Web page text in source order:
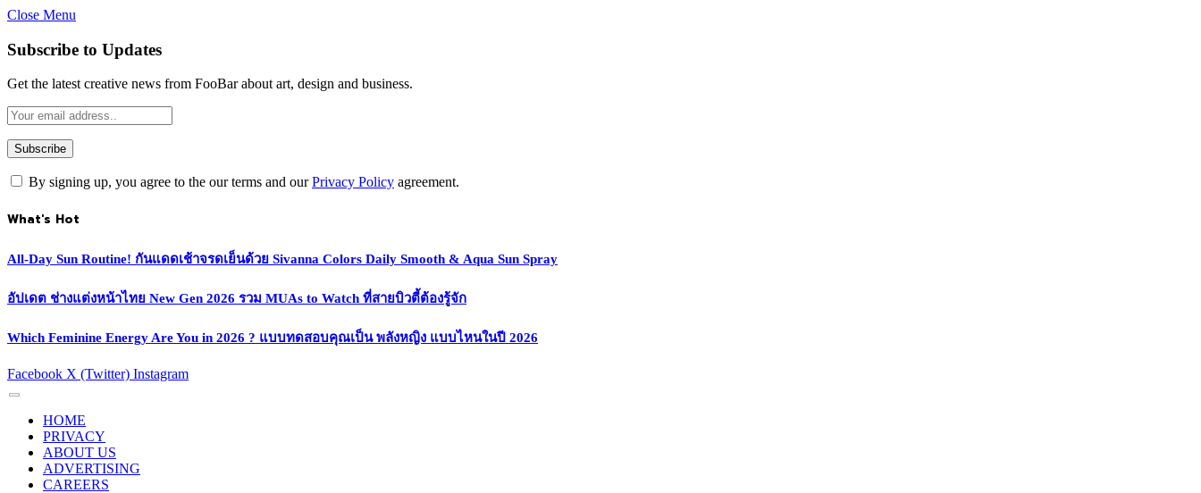
Close Menu
Subscribe to Updates
Get the latest creative news from FooBar about art, design and business.
By signing up, you agree to the our terms and ourPrivacy Policy agreement.
What's Hot
All-Day Sun Routine! กันแดดเช้าจรดเย็นด้วย Sivanna Colors Daily Smooth & Aqua Sun Spray
อัปเดต ช่างแต่งหน้าไทย New Gen 2026 รวม MUAs to Watch ที่สายบิวตี้ต้องรู้จัก
Which Feminine Energy Are You in 2026 ? แบบทดสอบคุณเป็น พลังหญิง แบบไหนในปี 2026
Facebook X (Twitter) Instagram
HOME
PRIVACY
ABOUT US
ADVERTISING
CAREERS